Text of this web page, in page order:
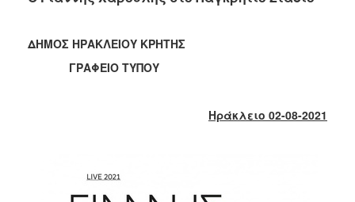
2020
2019
2013
ΔΗΜΟΣ ΗΡΑΚΛΕΙΟΥ ΚΡΗΤΗΣ
ΓΡΑΦΕΙΟ ΤΥΠΟΥ
Ηράκλειο 02-08-2021